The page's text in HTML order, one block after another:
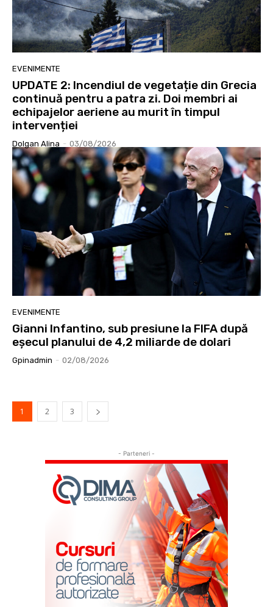
EVENIMENTE
UPDATE 2: Incendiul de vegetație din Grecia
continuă pentru a patra zi. Doi membri ai
echipajelor aeriene au murit în timpul
intervenției
Dolgan Alina - 03/08/2026
EVENIMENTE
Gianni Infantino, sub presiune la FIFA după
eșecul planului de 4,2 miliarde de dolari
Gpinadmin - 02/08/2026
1 2 3
- Parteneri -